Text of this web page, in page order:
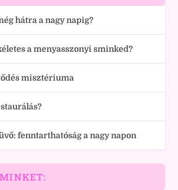
hátra a nagy napig?
a menyasszonyi sminked?
misztériuma
fenntarthatóság a nagy napon